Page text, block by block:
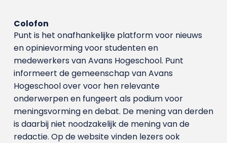
Colofon
Punt is het onafhankelijke platform voor nieuws
en opinievorming voor studenten en
medewerkers van Avans Hoge­school. Punt
informeert de gemeenschap van Avans
Hogeschool over voor hen relevante
onderwerpen en fungeert als podium voor
meningsvorming en debat. De mening van derden
is daarbij niet noodzakelijk de mening van de
redactie. Op de website vinden lezers ook